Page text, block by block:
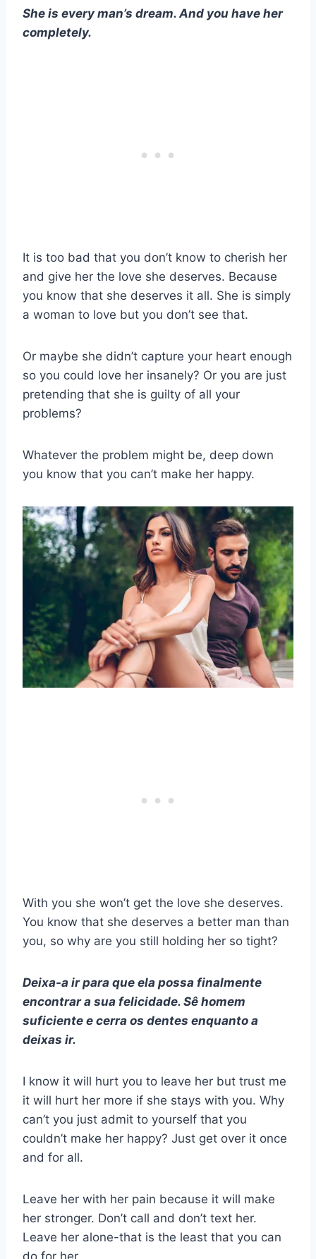
She is every man’s dream. And you have her
completely.
It is too bad that you don’t know to cherish her
and give her the love she deserves. Because
you know that she deserves it all. She is simply
a woman to love but you don’t see that.
Or maybe she didn’t capture your heart enough
so you could love her insanely? Or you are just
pretending that she is guilty of all your
problems?
Whatever the problem might be, deep down
you know that you can’t make her happy.
With you she won’t get the love she deserves.
You know that she deserves a better man than
you, so why are you still holding her so tight?
Deixa-a ir para que ela possa finalmente
encontrar a sua felicidade. Sê homem
suficiente e cerra os dentes enquanto a
deixas ir.
I know it will hurt you to leave her but trust me
it will hurt her more if she stays with you. Why
can’t you just admit to yourself that you
couldn’t make her happy? Just get over it once
and for all.
Leave her with her pain because it will make
her stronger. Don’t call and don’t text her.
Leave her alone-that is the least that you can
do for her.